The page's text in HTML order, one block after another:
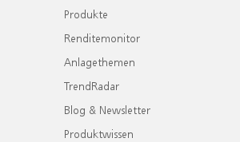
Produkte
Renditemonitor
Anlagethemen
TrendRadar
Blog & Newsletter
Produktwissen